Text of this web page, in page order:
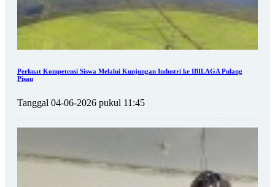
Perkuat Kompetensi Siswa Melalui Kunjungan Industri ke IBILAGA Pulang
Pisau
Tanggal 04-06-2026 pukul 11:45